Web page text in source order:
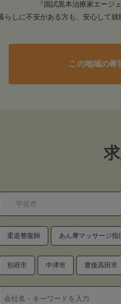
『国試黒本治療家エージ
らしに不安がある方も、安心して
この地域の希
柔道整復師 あん摩マッサージ指
別府市 中津市 豊後高田市